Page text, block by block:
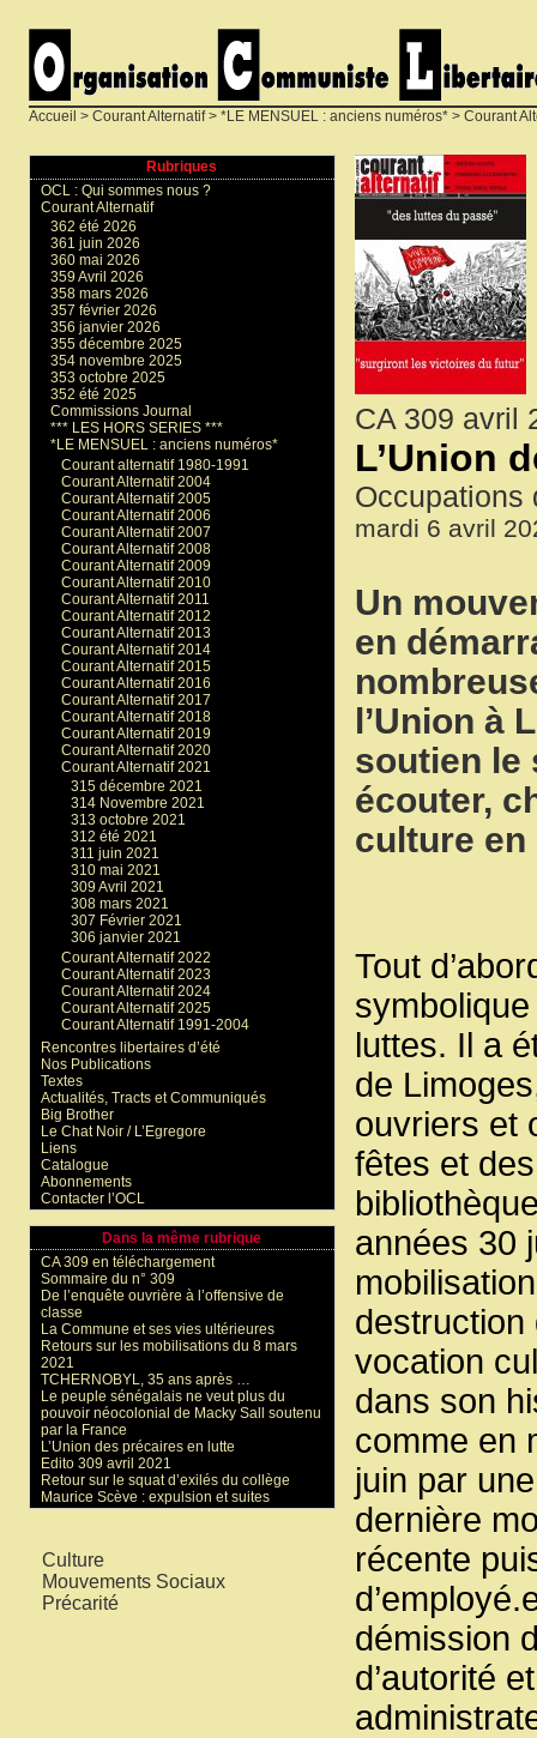
Accueil > Courant Alternatif> *LE MENSUEL : anciens numéros* > Courant
CA 309 avril
L’Union
Occupations
mardi 6 avril
Un
en
l’Union à
soutien le
écouter,
culture en
Tout
luttes. Il a
de
ouvriers et
fêtes et
années 30
destruction
vocation
dans son
comme en
juin par
dernière
récente
démission
d’autorité
Rubriques
OCL : Qui sommes nous ?
Courant Alternatif
362 été 2026
361 juin 2026
360 mai 2026
359 Avril 2026
358 mars 2026
357 février 2026
356 janvier 2026
355 décembre 2025
354 novembre 2025
353 octobre 2025
352 été 2025
Commissions Journal
*** LES HORS SERIES ***
*LE MENSUEL : anciens numéros*
Courant alternatif 1980-1991
Courant Alternatif 2004
Courant Alternatif 2005
Courant Alternatif 2006
Courant Alternatif 2007
Courant Alternatif 2008
Courant Alternatif 2009
Courant Alternatif 2010
Courant Alternatif 2011
Courant Alternatif 2012
Courant Alternatif 2013
Courant Alternatif 2014
Courant Alternatif 2015
Courant Alternatif 2016
Courant Alternatif 2017
Courant Alternatif 2018
Courant Alternatif 2019
Courant Alternatif 2020
Courant Alternatif 2021
315 décembre 2021
314 Novembre 2021
313 octobre 2021
312 été 2021
311 juin 2021
310 mai 2021
309 Avril 2021
308 mars 2021
307 Février 2021
306 janvier 2021
Courant Alternatif 2022
Courant Alternatif 2023
Courant Alternatif 2024
Courant Alternatif 2025
Courant Alternatif 1991-2004
Rencontres libertaires d’été
Nos Publications
Textes
Actualités, Tracts et Communiqués
Big Brother
Le Chat Noir / L’Egregore
Liens
Catalogue
Abonnements
Contacter l’OCL
Dans la même rubrique
CA 309 en téléchargement
Sommaire du n° 309
De l’enquête ouvrière à l’offensive de
classe
La Commune et ses vies ultérieures
Retours sur les mobilisations du 8 mars
2021
TCHERNOBYL, 35 ans après …
Le peuple sénégalais ne veut plus du
pouvoir néocolonial de Macky Sall soutenu
par la France
L’Union des précaires en lutte
Edito 309 avril 2021
Retour sur le squat d’exilés du collège
Maurice Scève : expulsion et suites
Culture
Mouvements Sociaux
Précarité